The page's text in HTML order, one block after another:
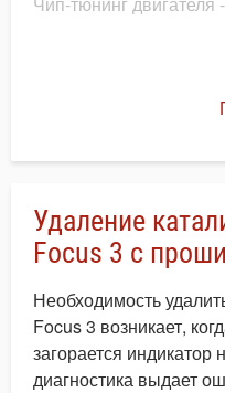
Удаление
Focus 3 с
Необходимость
Focus 3 возникает,
загорается индикатор
диагностика выдает